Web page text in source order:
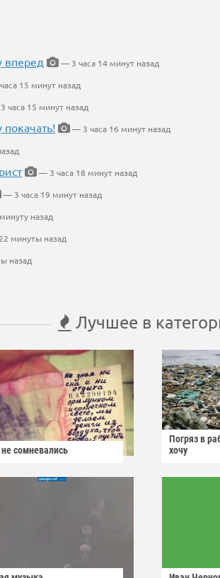
вперед
— 3 часа 14 минут назад
15 минут назад
часа 15 минут назад
— 3 часа 16 минут назад
— 3 часа 18 минут назад
— 3 часа 19 минут назад
назад
минуты назад
назад
Лучшее в
сомневались
Погряз в
хочу